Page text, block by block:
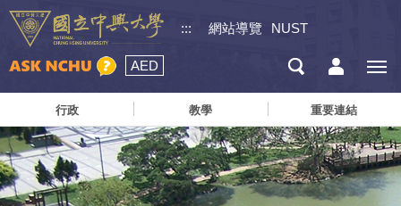
::: 網站導覽 NUST
AED
行政 教學 重要連結